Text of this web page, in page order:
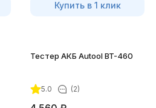
Купить в 1 клик
Тестер АКБ Autool BT-460
5.0 (2)